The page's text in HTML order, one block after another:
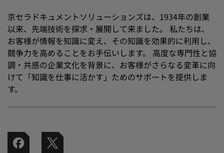
京セラドキュメントソリューションズは、1934年の創業
以来、先端技術を探求・展開して来ました。 私たちは、
お客様が情報を知識に変え、その知識を効果的に利用し、
競争力を高めることをお手伝いします。 高度な専門性と協
調・共感の企業文化を背景に、お客様がさらなる変革に向
けて「知識を仕事に活かす」ためのサポートを提供しま
す。